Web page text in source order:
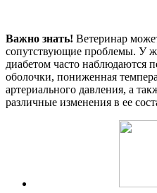
Важно знать! Ветеринар
сопутствующие проблемы. У
диабетом часто наблюдаются
оболочки, пониженная
артериального давления, а
различные изменения в ее